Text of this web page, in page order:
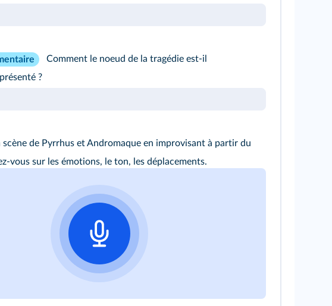
Comment le noeud de la tragédie est-il
?
scène de Pyrrhus et Andromaque en improvisant à partir du
vous sur les émotions, le ton, les déplacements.